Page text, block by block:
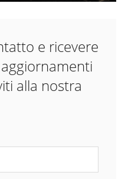
e ricevere
alla nostra